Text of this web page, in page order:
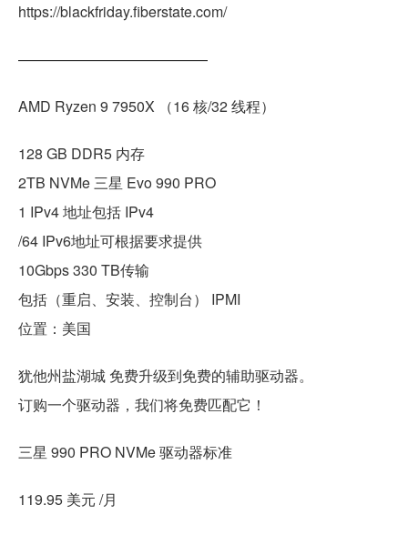
https://blackfriday.fiberstate.com/
—————————————
AMD Ryzen 9 7950X （16 核/32 线程）
128 GB DDR5 内存
2TB NVMe 三星 Evo 990 PRO
1 IPv4 地址包括 IPv4
/64 IPv6地址可根据要求提供
10Gbps 330 TB传输
包括（重启、安装、控制台） IPMI
位置：美国
犹他州盐湖城 免费升级到免费的辅助驱动器。
订购一个驱动器，我们将免费匹配它！
三星 990 PRO NVMe 驱动器标准
119.95 美元 /月